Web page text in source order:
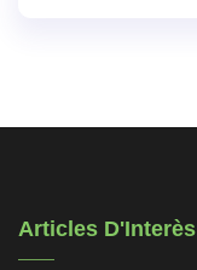
Articles D'Interès